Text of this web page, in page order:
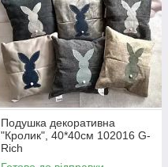
Подушка декоративна
"Кролик", 40*40см 102016 G-
Rich